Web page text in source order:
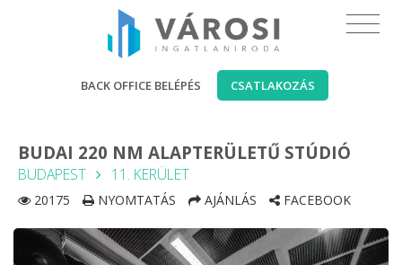
BACK OFFICE BELÉPÉS CSATLAKOZÁS
BUDAI 220 NM ALAPTERÜLETŰ STÚDIÓ
BUDAPEST 11. KERÜLET
20175 NYOMTATÁS AJÁNLÁS FACEBOOK